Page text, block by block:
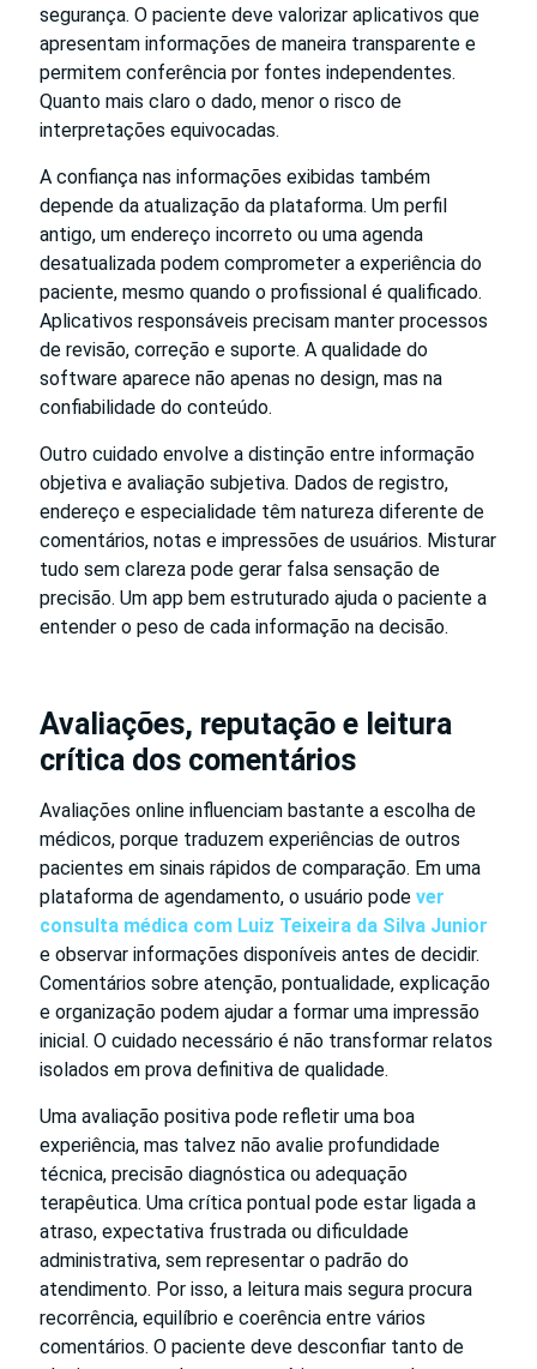
segurança. O paciente deve valorizar aplicativos que
apresentam informações de maneira transparente e
permitem conferência por fontes independentes.
Quanto mais claro o dado, menor o risco de
interpretações equivocadas.
A confiança nas informações exibidas também
depende da atualização da plataforma. Um perfil
antigo, um endereço incorreto ou uma agenda
desatualizada podem comprometer a experiência do
paciente, mesmo quando o profissional é qualificado.
Aplicativos responsáveis precisam manter processos
de revisão, correção e suporte. A qualidade do
software aparece não apenas no design, mas na
confiabilidade do conteúdo.
Outro cuidado envolve a distinção entre informação
objetiva e avaliação subjetiva. Dados de registro,
endereço e especialidade têm natureza diferente de
comentários, notas e impressões de usuários. Misturar
tudo sem clareza pode gerar falsa sensação de
precisão. Um app bem estruturado ajuda o paciente a
entender o peso de cada informação na decisão.
Avaliações, reputação e leitura
crítica dos comentários
Avaliações online influenciam bastante a escolha de
médicos, porque traduzem experiências de outros
pacientes em sinais rápidos de comparação. Em uma
plataforma de agendamento, o usuário pode ver
consulta médica com Luiz Teixeira da Silva Junior
e observar informações disponíveis antes de decidir.
Comentários sobre atenção, pontualidade, explicação
e organização podem ajudar a formar uma impressão
inicial. O cuidado necessário é não transformar relatos
isolados em prova definitiva de qualidade.
Uma avaliação positiva pode refletir uma boa
experiência, mas talvez não avalie profundidade
técnica, precisão diagnóstica ou adequação
terapêutica. Uma crítica pontual pode estar ligada a
atraso, expectativa frustrada ou dificuldade
administrativa, sem representar o padrão do
atendimento. Por isso, a leitura mais segura procura
recorrência, equilíbrio e coerência entre vários
comentários. O paciente deve desconfiar tanto de